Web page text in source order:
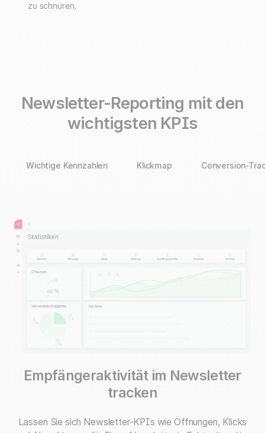
zu schnüren.
Newsletter-Reporting mit den
wichtigsten KPIs
Wichtige Kennzahlen Klickmap Conversion-
Empfängeraktivität im Newsletter
tracken
Lassen Sie sich Newsletter-KPIs wie Öffnungen, Klicks